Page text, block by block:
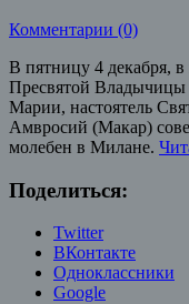
Комментарии (0)
В пятницу 4 декабря,
Пресвятой
Марии, настоятель
Амвросий (Макар)
молебен в Милане.
Поделиться:
Twitter
ВКонтакте
Одноклассники
Google